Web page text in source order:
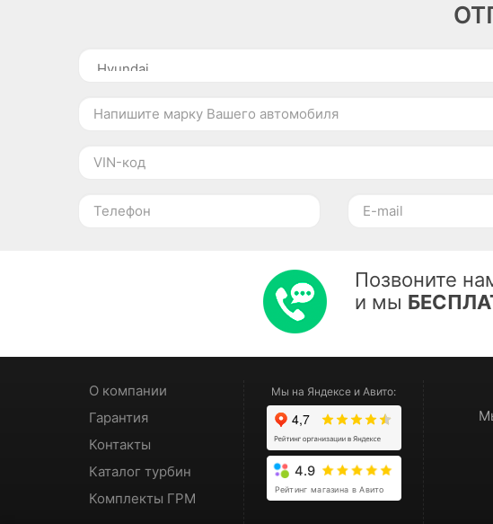
Позвоните
и мы
О компании
Гарантия
Контакты
Каталог турбин
Комплекты ГРМ
Мы на Яндексе и Авито:
4.9
Рейтинг магазина в Авито